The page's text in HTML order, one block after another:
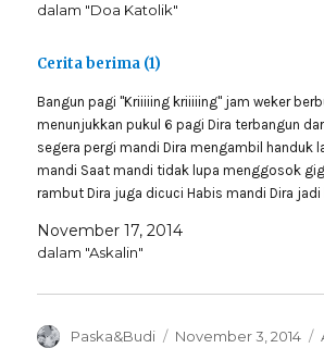
dalam "Doa Katolik"
Cerita berima (1)
Bangun pagi "Kriiiiing kriiiiing" jam weker
menunjukkan pukul 6 pagi Dira terbangun
segera pergi mandi Dira mengambil handuk
mandi Saat mandi tidak lupa menggosok
rambut Dira juga dicuci Habis mandi Dira jadi
November 17, 2014
dalam "Askalin"
Author
Paska&Budi
Posted
November 3, 2014